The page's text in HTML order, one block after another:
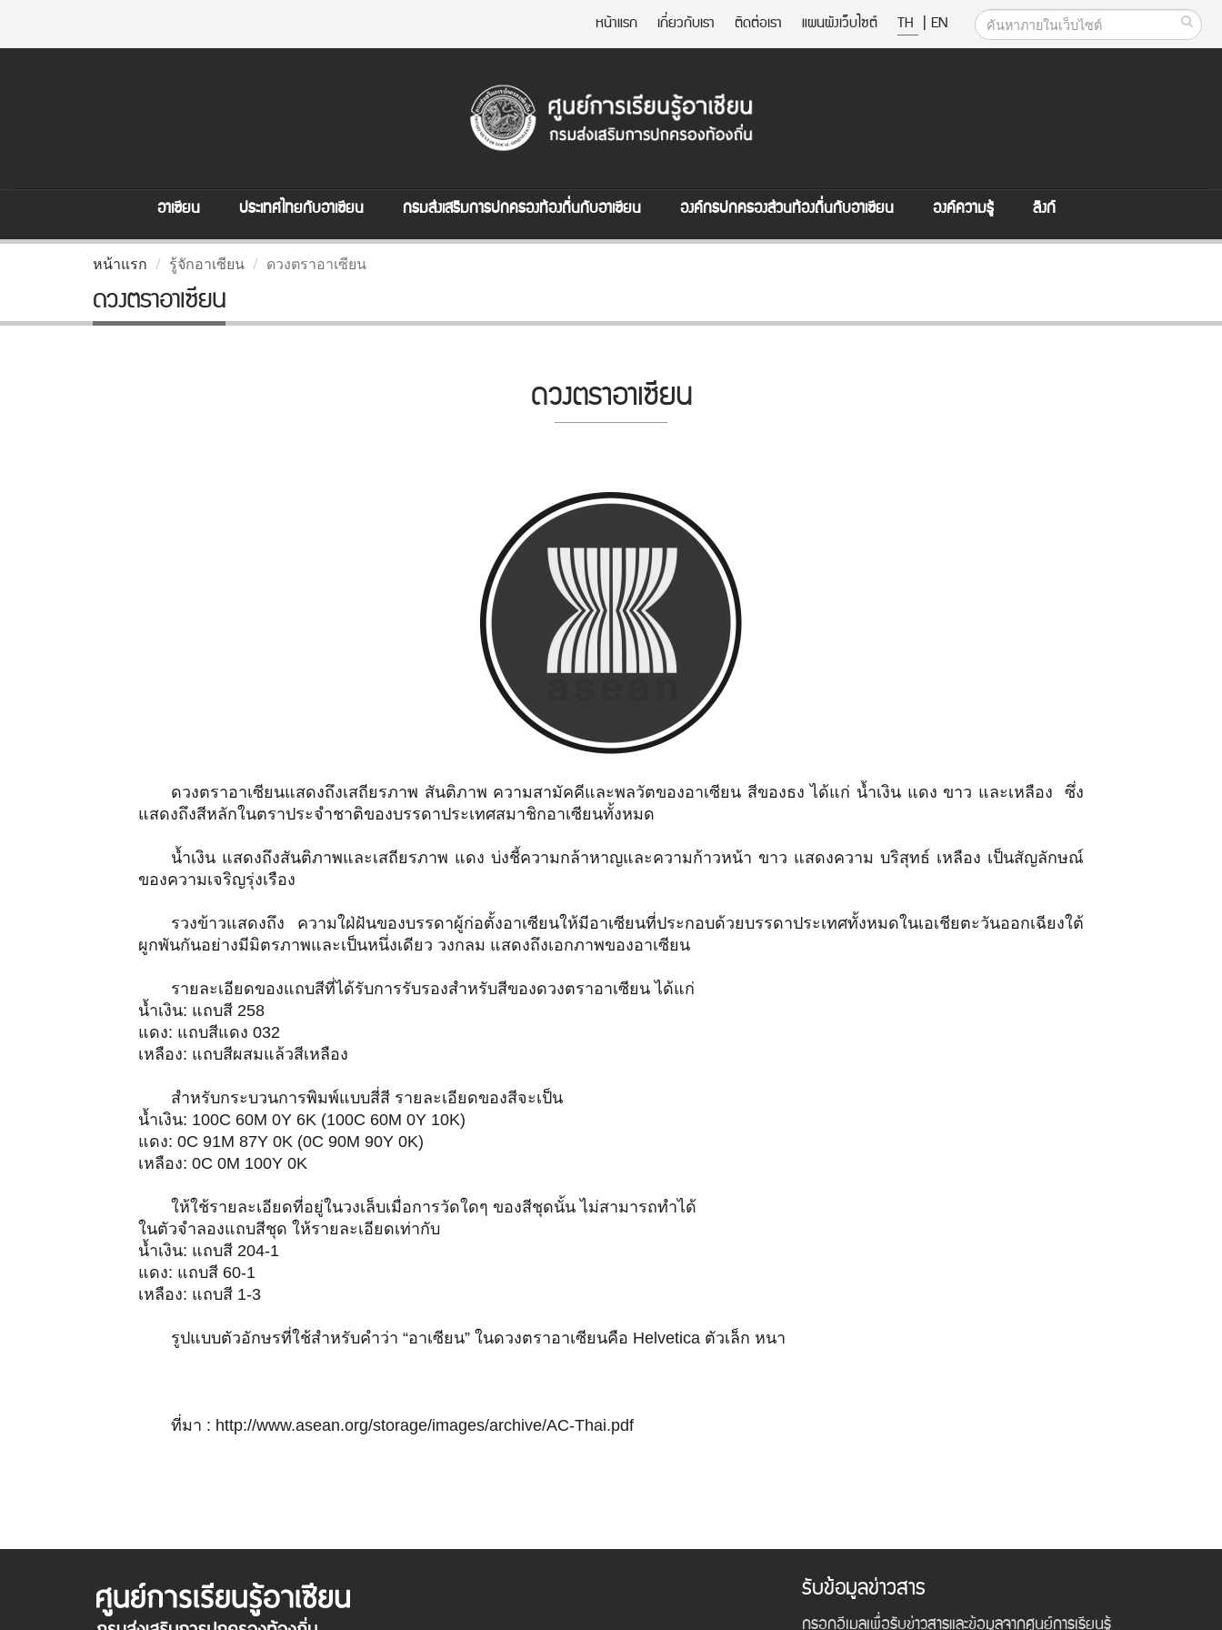
หน้าแรก เกี่ยวกับเรา ติดต่อเรา แผนผังเว็บไซต์ TH | EN
อาเซียน ประเทศไทยกับอาเซียน กรมส่งเสริมการปกครองท้องถิ่นกับอาเซียน องค์กรปกครองส่วนท้องถิ่นกับอาเซียน องค์ความรู้ ลิงก์
หน้าแรก รู้จักอาเซียน ดวงตราอาเซียน
ดวงตราอาเซียน
ดวงตราอาเซียน
ดวงตราอาเซียนแสดงถึงเสถียรภาพ สันติภาพ ความสามัคคีและพลวัตของอาเซียน สีของธง ได้แก่ น้ำเงิน แดง ขาว และเหลือง ซึ่ง
แสดงถึงสีหลักในตราประจำชาติของบรรดาประเทศสมาชิกอาเซียนทั้งหมด
น้ำเงิน แสดงถึงสันติภาพและเสถียรภาพ แดง บ่งชี้ความกล้าหาญและความก้าวหน้า ขาว แสดงความ บริสุทธ์ เหลือง เป็นสัญลักษณ์
ของความเจริญรุ่งเรือง
รวงข้าวแสดงถึง ความใฝ่ฝันของบรรดาผู้ก่อตั้งอาเซียนให้มีอาเซียนที่ประกอบด้วยบรรดาประเทศทั้งหมดในเอเชียตะวันออกเฉียงใต้
ผูกพันกันอย่างมีมิตรภาพและเป็นหนึ่งเดียว วงกลม แสดงถึงเอกภาพของอาเซียน
รายละเอียดของแถบสีที่ได้รับการรับรองสำหรับสีของดวงตราอาเซียน ได้แก่
น้ำเงิน: แถบสี 258
แดง: แถบสีแดง 032
เหลือง: แถบสีผสมแล้วสีเหลือง
สำหรับกระบวนการพิมพ์แบบสี่สี รายละเอียดของสีจะเป็น
น้ำเงิน: 100C 60M 0Y 6K (100C 60M 0Y 10K)
แดง: 0C 91M 87Y 0K (0C 90M 90Y 0K)
เหลือง: 0C 0M 100Y 0K
ให้ใช้รายละเอียดที่อยู่ในวงเล็บเมื่อการวัดใดๆ ของสีชุดนั้น ไม่สามารถทำได้
ในตัวจำลองแถบสีชุด ให้รายละเอียดเท่ากับ
น้ำเงิน: แถบสี 204-1
แดง: แถบสี 60-1
เหลือง: แถบสี 1-3
รูปแบบตัวอักษรที่ใช้สำหรับคำว่า “อาเซียน” ในดวงตราอาเซียนคือ Helvetica ตัวเล็ก หนา
ที่มา : http://www.asean.org/storage/images/archive/AC-Thai.pdf
รับข้อมูลข่าวสาร
กรอกอีเมลเพื่อรับข่าวสารและข้อมูลจากศูนย์การเรียนรู้